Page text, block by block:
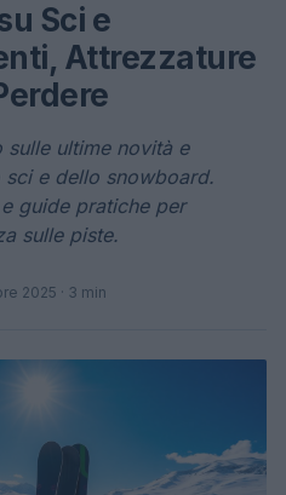
Sci e
Attrezzature
sulle ultime novità e
e dello snowboard.
guide pratiche per
sulle piste.
2025 · 3 min